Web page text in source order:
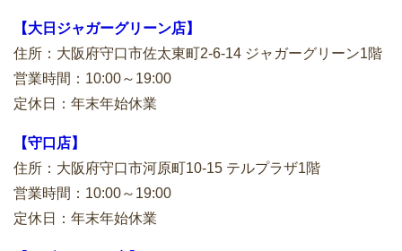
【大日ジャガーグリーン店】
住所：大阪府守口市佐太東町2-6-14 ジャガーグリーン1階
営業時間：10:00～19:00
定休日：年末年始休業
【守口店】
住所：大阪府守口市河原町10-15 テルプラザ1階
営業時間：10:00～19:00
定休日：年末年始休業